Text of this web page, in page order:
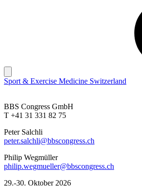
Sport & Exercise Medicine Switzerland
BBS Congress GmbH
T +41 31 331 82 75
Peter Salchli
peter.salchli@bbscongress.ch
Philip Wegmüller
philip.wegmueller@bbscongress.ch
29.-30. Oktober 2026